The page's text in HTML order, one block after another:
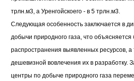
трлн.м3, а Уренгойскоего - в 5 трлн.м3.
Следующая особенность заключается в
добычи природного газа, что
распространения выявленных ресурсов, а
дешевизной вовлечения их в разработку.
центры по добыче природного газа